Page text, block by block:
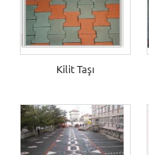
Kilit Taşı